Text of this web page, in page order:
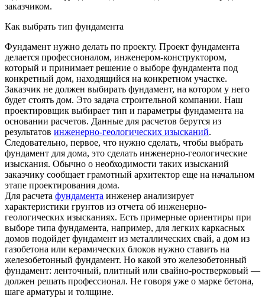
заказчиком.
Как выбрать тип фундамента
Фундамент нужно делать по проекту. Проект фундамента
делается профессионалом, инженером-конструктором,
который и принимает решение о выборе фундамента под
конкретный дом, находящийся на конкретном участке.
Заказчик не должен выбирать фундамент, на котором у него
будет стоять дом. Это задача строительной компании. Наш
проектировщик выбирает тип и параметры фундамента на
основании расчетов. Данные для расчетов берутся из
результатов инженерно-геологических изысканий.
Следовательно, первое, что нужно сделать, чтобы выбрать
фундамент для дома, это сделать инженерно-геологические
изыскания. Обычно о необходимости таких изысканий
заказчику сообщает грамотный архитектор еще на начальном
этапе проектирования дома.
Для расчета фундамента инженер анализирует
характеристики грунтов из отчета об инженерно-
геологических изысканиях. Есть примерные ориентиры при
выборе типа фундамента, например, для легких каркасных
домов подойдет фундамент из металлических свай, а дом из
газобетона или керамических блоков нужно ставить на
железобетонный фундамент. Но какой это железобетонный
фундамент: ленточный, плитный или свайно-ростверковый —
должен решать профессионал. Не говоря уже о марке бетона,
шаге арматуры и толщине.